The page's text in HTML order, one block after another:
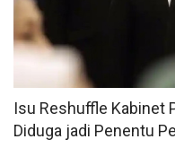
Isu Reshuffle Kabinet
Diduga jadi Penentu